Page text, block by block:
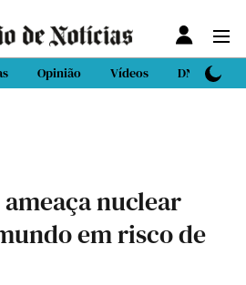
Opinião Vídeos DN Sport
nuclear
em risco de